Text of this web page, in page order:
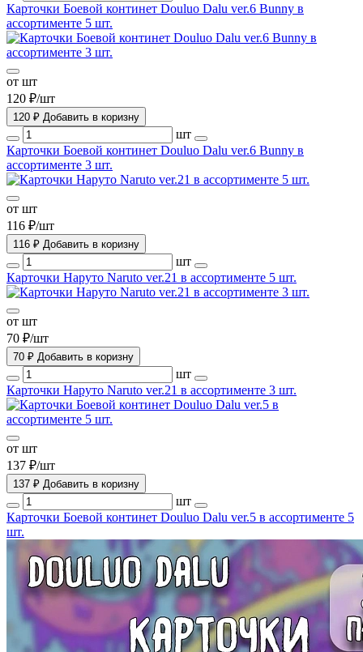
Карточки Боевой континет Douluo Dalu ver.6 Bunny в
ассортименте 5 шт.
от шт
120 ₽/шт
120 ₽ Добавить в коризну
шт
Карточки Боевой континет Douluo Dalu ver.6 Bunny в
ассортименте 3 шт.
от шт
116 ₽/шт
116 ₽ Добавить в коризну
шт
Карточки Наруто Naruto ver.21 в ассортименте 5 шт.
от шт
70 ₽/шт
70 ₽ Добавить в коризну
шт
Карточки Наруто Naruto ver.21 в ассортименте 3 шт.
от шт
137 ₽/шт
137 ₽ Добавить в коризну
шт
Карточки Боевой континет Douluo Dalu ver.5 в ассортименте 5
шт.